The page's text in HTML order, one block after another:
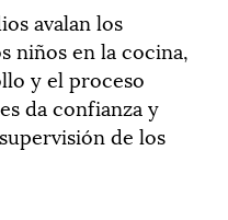
avalan los
niños en la cocina,
y el proceso
da confianza y
de los